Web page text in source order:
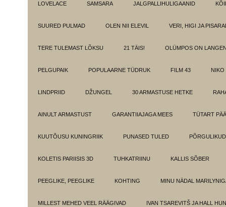
LOVELACE SAMSARA JALGPALLIHULIGAANID
SUURED PULMAD OLEN NII ELEVIL VERI, HIGI JA
TERE TULEMAST LÕKSU 21 TÄIS! OLÜMPOS ON
PELGUPAIK POPULAARNE TÜDRUK FILM 43 NIKO
LINDPRIID DŽUNGEL 30 ARMASTUSE HETKE
AINULT ARMASTUST GARANTIIAJAGA MEES TÜTART
KUUTÕUSU KUNINGRIIK PUNASED TULED
KOLETIS PARIISIS 3D TUHKATRIINU KALLIS SÕBER
PEEGLIKE, PEEGLIKE KOHTING MINU NÄDAL
MILLEST MEHED VEEL RÄÄGIVAD IVAN TSAREVITŠ JA HALL